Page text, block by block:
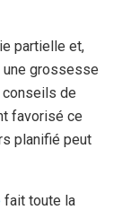
partielle et,
une grossesse
conseils de
favorisé ce
planifié peut
fait toute la